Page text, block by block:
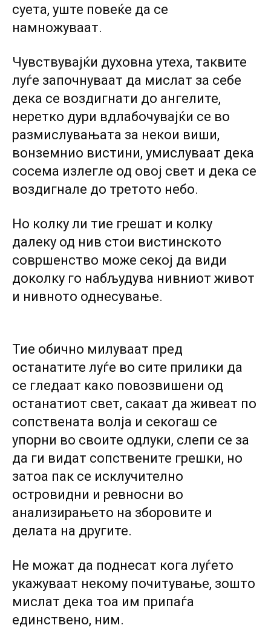
суета, уште повеќе да се
намножуваат.
Чувствувајќи духовна утеха, таквите
луѓе започнуваат да мислат за себе
дека се воздигнати до ангелите,
неретко дури вдлабочувајќи се во
размислувањата за некои виши,
вонземнио вистини, умислуваат дека
сосема излегле од овој свет и дека се
воздигнале до третото небо.
Но колку ли тие грешат и колку
далеку од нив стои вистинското
совршенство може секој да види
доколку го набљудува нивниот живот
и нивното однесување.
Тие обично милуваат пред
останатите луѓе во сите прилики да
се гледаат како повозвишени од
останатиот свет, сакаат да живеат по
сопствената волја и секогаш се
упорни во своите одлуки, слепи се за
да ги видат сопствените грешки, но
затоа пак се исклучително
островидни и ревносни во
анализирањето на зборовите и
делата на другите.
Не можат да поднесат кога луѓето
укажуваат некому почитување, зошто
мислат дека тоа им припаѓа
единствено, ним.